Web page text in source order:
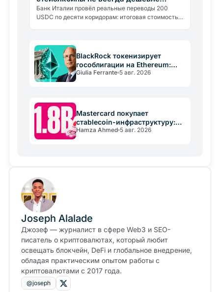
переводов
Банк Италии провёл реальные переводы 200
USDC по десяти коридорам: итоговая стоимость
BlackRock токенизирует
гособлигации на Ethereum:
главная игра, стейблкоины
Giulia Ferrante 5 авг. 2026
Mastercard покупает
стablecoin-инфраструктуру:
сделка на 1,8 млрд долларов
Hamza Ahmed 5 авг. 2026
Joseph Alalade
Джозеф — журналист в сфере Web3 и SEO-
писатель о криптовалютах, который любит
освещать блокчейн, DeFi и глобальное внедрение,
обладая практическим опытом работы с
криптовалютами с 2017 года.
@joseph